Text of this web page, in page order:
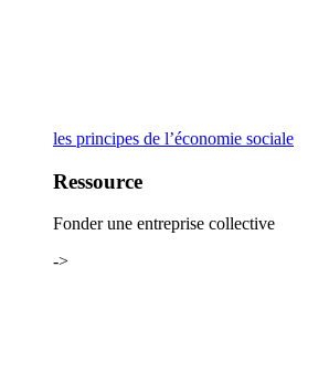
les principes de l’économie sociale
Ressource
Fonder une entreprise collective
->